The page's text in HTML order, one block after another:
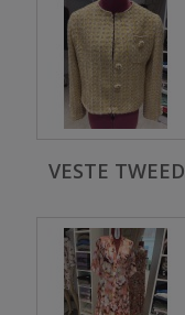
VESTE TWEED